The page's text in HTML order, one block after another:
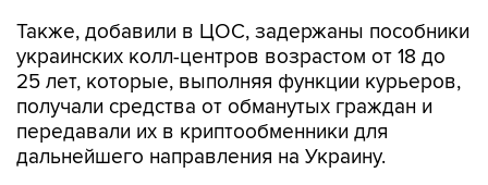
Также, добавили в ЦОС, задержаны пособники
украинских колл-центров возрастом от 18 до
25 лет, которые, выполняя функции курьеров,
получали средства от обманутых граждан и
передавали их в криптообменники для
дальнейшего направления на Украину.